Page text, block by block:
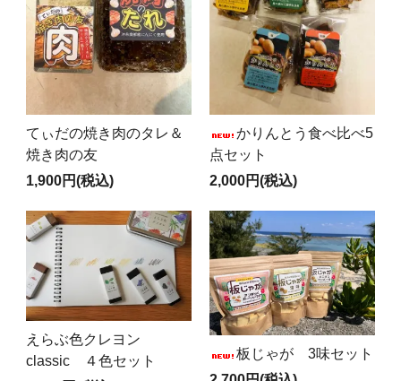
てぃだの焼き肉のタレ＆
焼き肉の友
1,900円(税込)
かりんとう食べ比べ5
点セット
2,000円(税込)
えらぶ色クレヨン
classic ４色セット
板じゃが 3味セット